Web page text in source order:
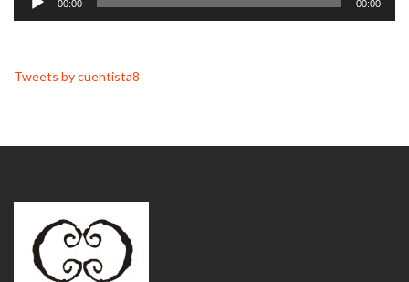
00:00 00:00
Tweets by cuentista8